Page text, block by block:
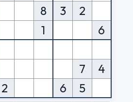
8
3
2
1
6
7
4
2
6 5